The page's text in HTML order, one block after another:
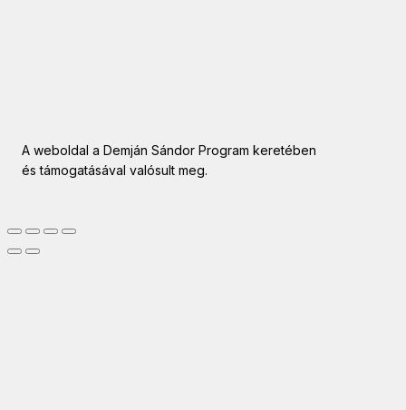
A weboldal a Demján Sándor Program keretében
és támogatásával valósult meg.